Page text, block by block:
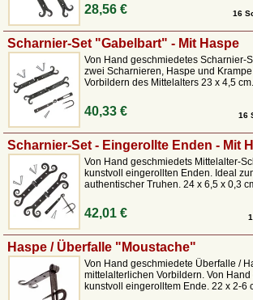
28,56 € 16
Scharnier-Set "Gabelbart" - Mit Haspe
Von Hand geschmiedetes Scharnier-
zwei Scharnieren, Haspe und
Vorbildern des Mittelalters 23 x 4,5 cm.
40,33 € 16
Scharnier-Set - Eingerollte Enden - Mit
Von Hand geschmiedets Mittelalter-
kunstvoll eingerollten Enden. Ideal
authentischer Truhen. 24 x 6,5 x 0,3
42,01 €
Haspe / Überfalle "Moustache"
Von Hand geschmiedete Überfalle /
mittelalterlichen Vorbildern. Von
kunstvoll eingerolltem Ende. 22 x 2-6